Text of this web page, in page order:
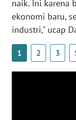
naik. Ini karena
ekonomi baru,
industri," ucap
1 2 3
SUMSEL
WN
BENGKULU
WN